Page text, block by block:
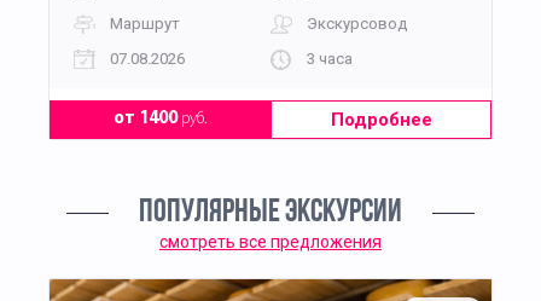
Маршрут
Экскурсовод
07.08.2026
3 часа
от 1400руб. Подробнее
ПОПУЛЯРНЫЕ ЭКСКУРСИИ
смотреть все предложения